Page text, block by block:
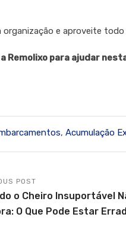
organização e aproveite
Remolixo para ajudar
, Acumulação
POST
o Cheiro Insuportável
O Que Pode Estar